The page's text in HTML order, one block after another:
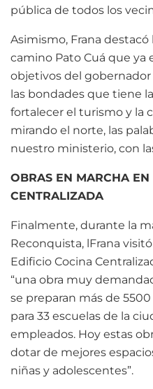
pública de todos los
Asimismo, Frana destacó
camino Pato Cuá que ya
objetivos del
las bondades que tiene
fortalecer el turismo y la
mirando el norte, las
nuestro ministerio, con
OBRAS EN MARCHA
CENTRALIZADA
Finalmente, durante la
Reconquista, lFrana
Edificio Cocina
“una obra muy
se preparan más de
para 33 escuelas de la
empleados. Hoy estas
dotar de mejores
niñas y adolescentes”.